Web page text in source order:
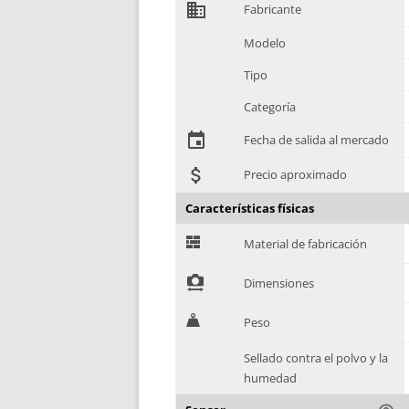
domain Fabricante
Modelo
Tipo
Categoría
event Fecha de salida al mercado
attach_money Precio aproximado
Características físicas
G Material de fabricación
! Dimensiones
H Peso
Sellado contra el polvo y la
humedad